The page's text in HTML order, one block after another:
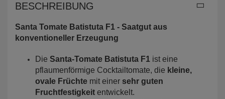
BESCHREIBUNG
Santa Tomate Batistuta F1 - Saatgut aus
konventioneller Erzeugung
Die Santa-Tomate Batistuta F1 ist eine
pflaumenförmige Cocktailtomate, die kleine,
ovale Früchte mit einer sehr guten
Fruchtfestigkeit entwickelt.